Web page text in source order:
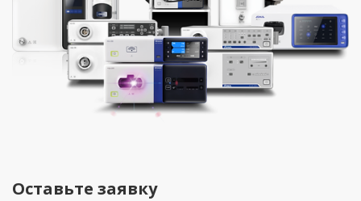
Оставьте заявку